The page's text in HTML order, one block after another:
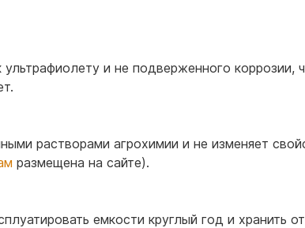
и не подверженного коррозии,
растворами агрохимии и не изменяет
размещена на сайте).
емкости круглый год и хранить